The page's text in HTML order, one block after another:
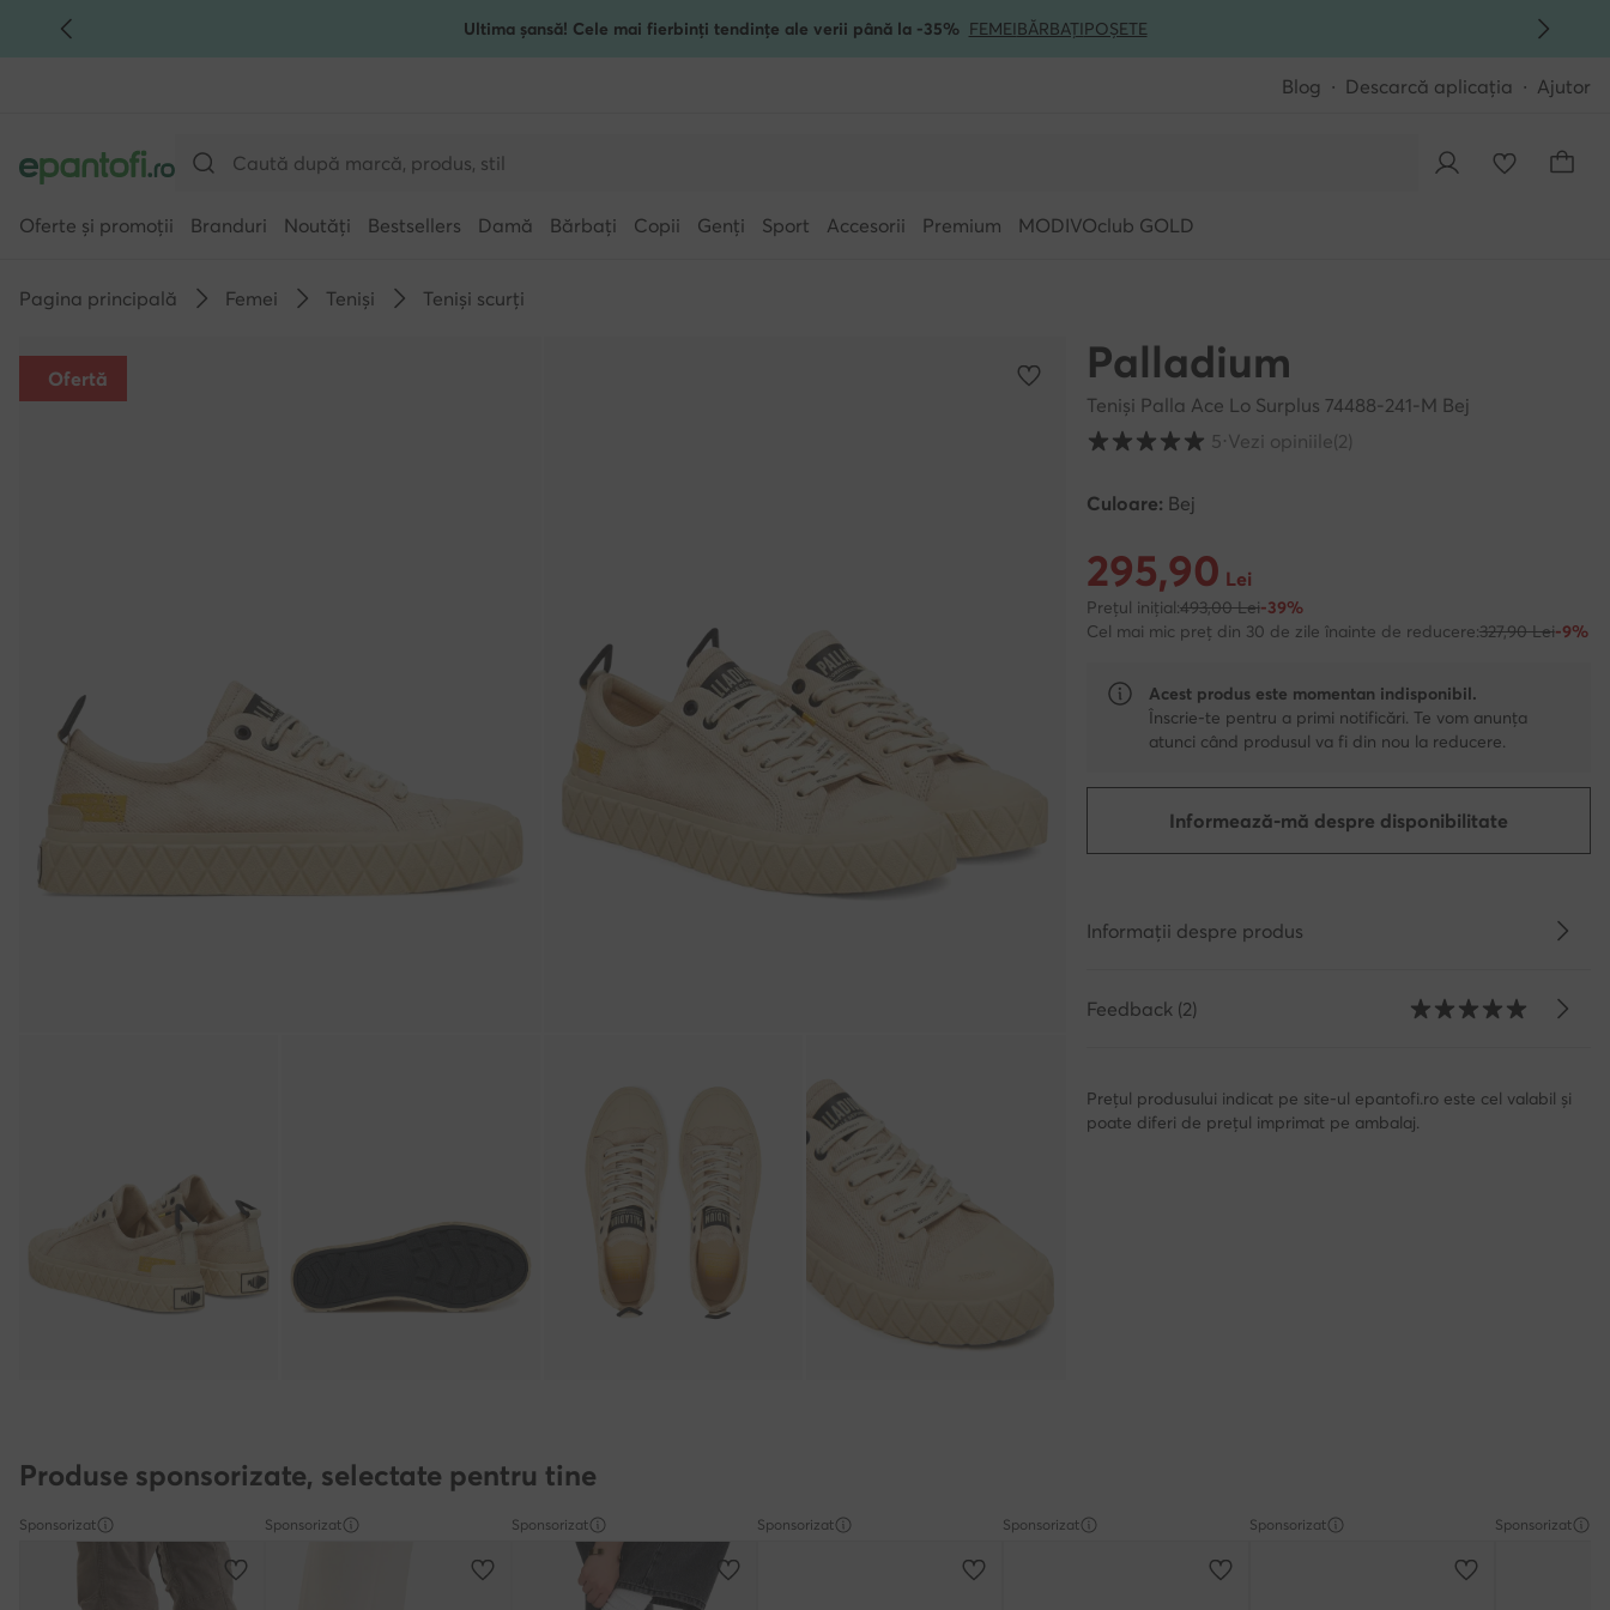
TRECI LA CONȚINUTUL PRINCIPAL Ultima șansă! Cele mai fierbinți tendințe ale verii până la -35% FEMEIBĂRBAȚIPOȘETE
Blog Descarcă aplicația Ajutor
Oferte și promoții Branduri Noutăți Bestsellers Damă Bărbați Copii Genți Sport Accesorii Premium MODIVOclub GOLD
Pagina principală Femei Teniși Teniși scurți
Ofertă Palladium
Teniși Palla Ace Lo Surplus 74488-241-M Bej
Evaluarea clienților pe o scară de la 1 la 5
5⋅Vezi opiniile(2)
Culoare: Bej
Prețul actual 295,90 Lei
295,90 Lei
Prețul inițial:493,00 Lei-39%
Cel mai mic preț din 30 de zile înainte de reducere:327,90 Lei-9%
Acest produs este momentan indisponibil.
Înscrie-te pentru a primi notificări. Te vom anunța
atunci când produsul va fi din nou la reducere.
Informează-mă despre disponibilitate
Informații despre produs
Feedback (2)
Prețul produsului indicat pe site-ul epantofi.ro este cel valabil și
poate diferi de prețul imprimat pe ambalaj.
Produse sponsorizate, selectate pentru tine
Sponsorizat Sponsorizat Sponsorizat Sponsorizat Sponsorizat Sponsorizat Sponsorizat